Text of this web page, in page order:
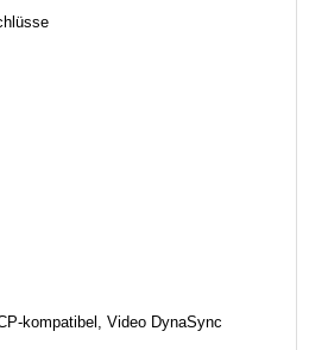
kompatibel, Video DynaSync